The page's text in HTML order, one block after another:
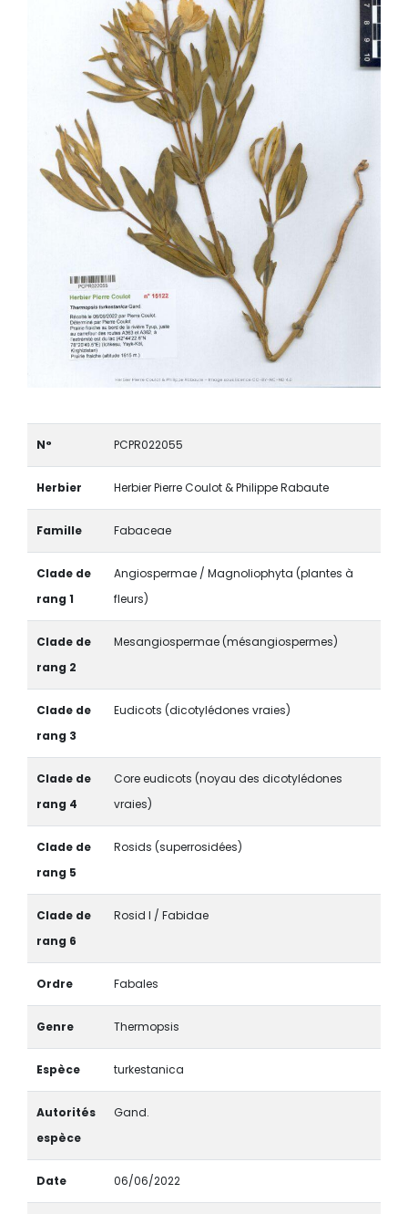
N° PCPR022055
Herbier Herbier Pierre Coulot & Philippe Rabaute
Famille Fabaceae
Clade de
rang 1
Angiospermae / Magnoliophyta (plantes à
fleurs)
Clade de
rang 2
Mesangiospermae (mésangiospermes)
Clade de
rang 3
Eudicots (dicotylédones vraies)
Clade de
rang 4
Core eudicots (noyau des dicotylédones
vraies)
Clade de
rang 5
Rosids (superrosidées)
Clade de
rang 6
Rosid I / Fabidae
Ordre Fabales
Genre Thermopsis
Espèce turkestanica
Autorités
espèce
Gand.
Date 06/06/2022